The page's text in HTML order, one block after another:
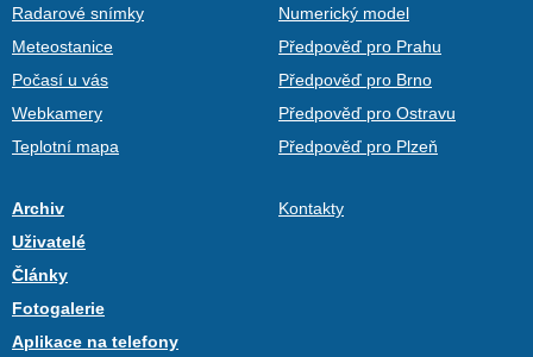
Radarové snímky
Meteostanice
Počasí u vás
Webkamery
Teplotní mapa
Numerický model
Předpověď pro Prahu
Předpověď pro Brno
Předpověď pro Ostravu
Předpověď pro Plzeň
Archiv
Uživatelé
Články
Fotogalerie
Aplikace na telefony
Kontakty